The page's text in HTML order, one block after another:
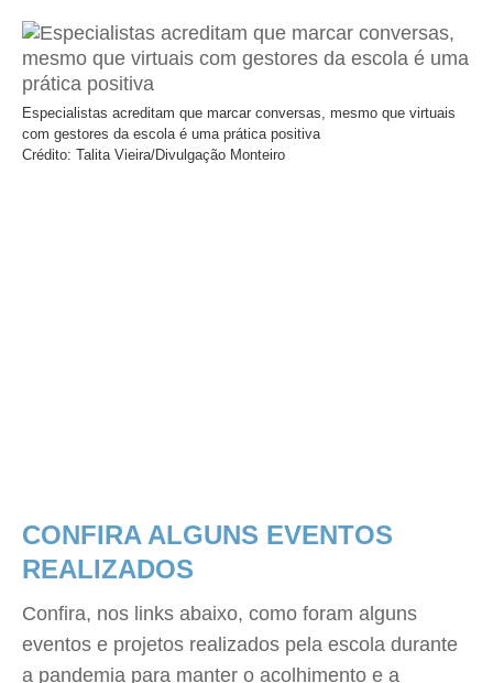
Especialistas acreditam que marcar conversas, mesmo que virtuais
com gestores da escola é uma prática positiva
Crédito: Talita Vieira/Divulgação Monteiro
CONFIRA ALGUNS EVENTOS
REALIZADOS
Confira, nos links abaixo, como foram alguns
eventos e projetos realizados pela escola durante
a pandemia para manter o acolhimento e a